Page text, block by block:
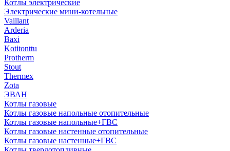
Котлы электрические
Электрические мини-котельные
Vaillant
Arderia
Baxi
Kotitonttu
Protherm
Stout
Thermex
Zota
ЭВАН
Котлы газовые
Котлы газовые напольные отопительные
Котлы газовые напольные+ГВС
Котлы газовые настенные отопительные
Котлы газовые настенные+ГВС